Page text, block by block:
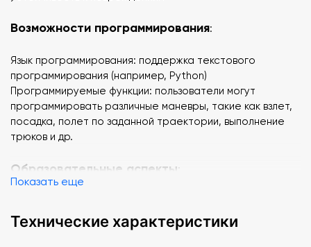
Возможности программирования:
Язык программирования: поддержка текстового
программирования (например, Python)
Программируемые функции: пользователи могут
программировать различные маневры, такие как взлет,
посадка, полет по заданной траектории, выполнение
трюков и др.
Образовательные аспекты:
квадрокоптера развивает навыки работы с
электроникой, механикой и программированием
Показать еще
Технические характеристики